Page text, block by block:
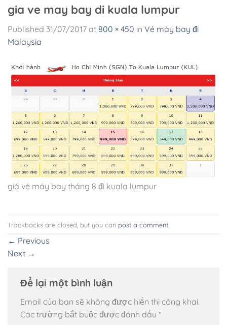
gia ve may bay di kuala lumpur
Published 31/07/2017 at 800 × 450 in Vé máy bay đi
Malaysia
giá vé máy bay tháng 8 đi kuala lumpur
Trackbacks are closed, but you can post a comment
← Previous
Next →
Để lại một bình luận
Email của bạn sẽ không được hiển thị công khai.
Các trường bắt buộc được đánh dấu *